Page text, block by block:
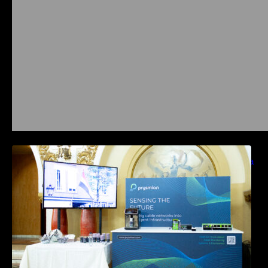
Prysmian aduce la COMM26 tehnologii de
sensing si Digital Energy pentru monitorizarea
in timp real a infrastrucrutilor critice